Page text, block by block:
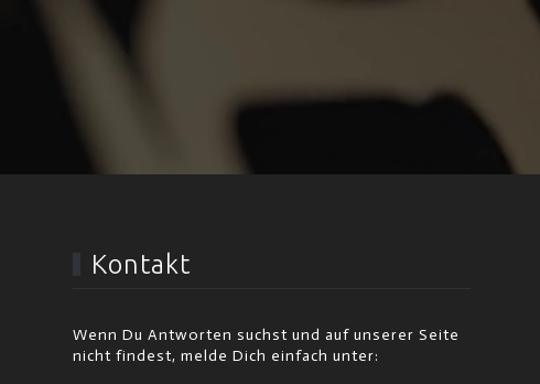
Kontakt
Wenn Du Antworten suchst und auf unserer Seite
nicht findest, melde Dich einfach unter: